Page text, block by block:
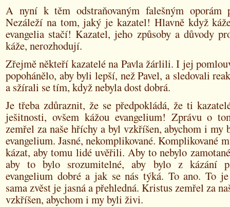
A nyní k těm odstraňovaným falešným oporám
Nezáleží na tom, jaký je kazatel! Hlavně když
evangelia stačí! Kazatel, jeho způsoby a důvody
káže, nerozhodují.
Zřejmě někteří kazatelé na Pavla žárlili. I jej
popohánělo, aby byli lepší, než Pavel, a sledovali
a sžírali se tím, když nebyla dost dobrá.
Je třeba zdůraznit, že se předpokládá, že ti
ješitnosti, ovšem kážou evangelium! Zprávu o
zemřel za naše hříchy a byl vzkříšen, abychom i
evangelium. Jasné, nekomplikované. Komplikované
kázat, aby tomu lidé uvěřili. Aby to nebylo
aby to bylo srozumitelné, aby bylo z kázání
evangelium dobré a jak se nás týká. To ano. To
sama zvěst je jasná a přehledná. Kristus zemřel za
vzkříšen, abychom i my byli živi.